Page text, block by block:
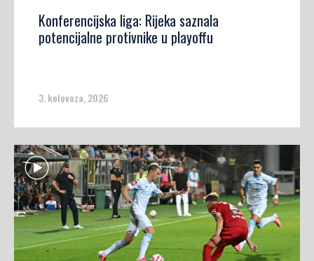
Konferencijska liga: Rijeka saznala
potencijalne protivnike u playoffu
3. kolovoza, 2026